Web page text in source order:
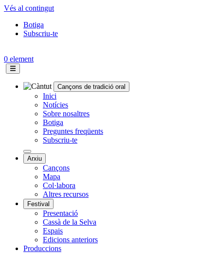
Vés al contingut
Topbar
Botiga
Subscriu-te
0 element
Navegació
principal
Cançons de tradició oral
Inici
Notícies
Sobre nosaltres
Botiga
Preguntes freqüents
Subscriu-te
Arxiu
Cançons
Mapa
Col·labora
Altres recursos
Festival
Presentació
Cassà de la Selva
Espais
Edicions anteriors
Produccions